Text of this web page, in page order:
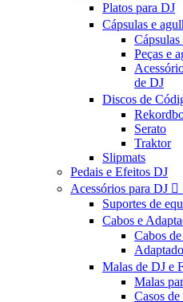
Platos para DJ
Cápsulas e
Peças e
de DJ
Discos de
Serato
Traktor
Slipmats
Pedais e Efeitos DJ
Acessórios para DJ 
Suportes de
Cabos e
Cabos
Malas de DJ e
Malas
Casos